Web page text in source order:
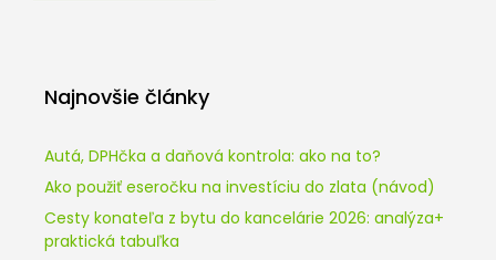
Najnovšie články
Autá, DPHčka a daňová kontrola: ako na to?
Ako použiť eseročku na investíciu do zlata (návod)
Cesty konateľa z bytu do kancelárie 2026: analýza+
praktická tabuľka